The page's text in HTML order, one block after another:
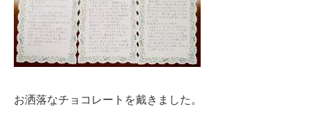
お洒落なチョコレートを戴きました。